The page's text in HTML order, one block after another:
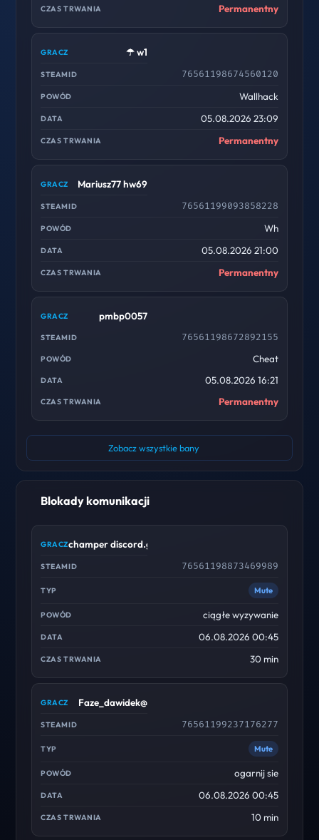
Permanentny
☂ w1
76561198674560120
Wallhack
05.08.2026 23:09
Permanentny
Mariusz77 hw69
76561199093858228
Wh
05.08.2026 21:00
Permanentny
pmbp0057
76561198672892155
Cheat
05.08.2026 16:21
Permanentny
Zobacz wszystkie bany
Blokady komunikacji
champer discord.gg/cscdc
76561198873469989
Mute
ciągłe wyzywanie
06.08.2026 00:45
30 min
Faze_dawidek@
76561199237176277
Mute
ogarnij sie
06.08.2026 00:45
10 min